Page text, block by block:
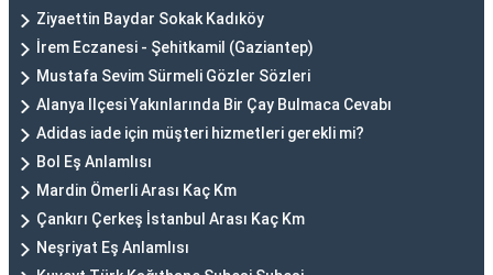
Ziyaettin Baydar Sokak Kadıköy
İrem Eczanesi - Şehitkamil (Gaziantep)
Mustafa Sevim Sürmeli Gözler Sözleri
Alanya Ilçesi Yakınlarında Bir Çay Bulmaca Cevabı
Adidas iade için müşteri hizmetleri gerekli mi?
Bol Eş Anlamlısı
Mardin Ömerli Arası Kaç Km
Çankırı Çerkeş İstanbul Arası Kaç Km
Neşriyat Eş Anlamlısı